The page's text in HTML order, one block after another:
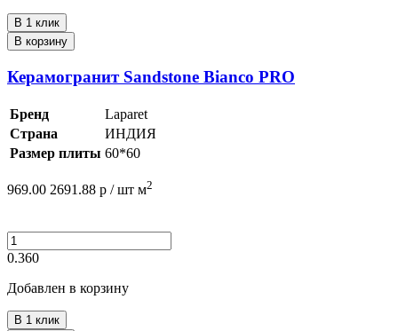
В 1 клик
В корзину
Керамогранит Sandstone Bianco PRO
Бренд
Laparet
Страна
ИНДИЯ
Размер плиты 60*60
969.00 2691.88 р / шт м2
0.360
Добавлен в корзину
В 1 клик